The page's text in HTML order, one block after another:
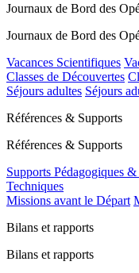
Journaux de Bord des
Journaux de Bord des
Vacances Scientifiques
Classes de Découvertes
Séjours adultes Séjours
Références & Supports
Références & Supports
Supports Pédagogiques
Techniques
Missions avant le Départ
Bilans et rapports
Bilans et rapports